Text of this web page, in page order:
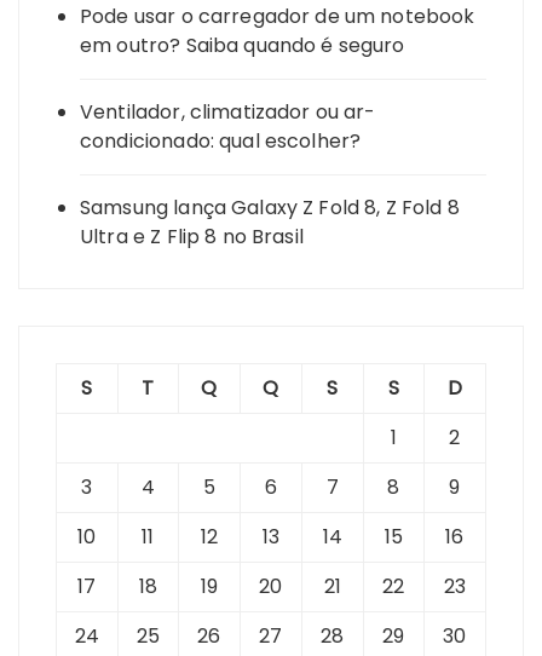
Pode usar o carregador de um notebook
em outro? Saiba quando é seguro
Ventilador, climatizador ou ar-
condicionado: qual escolher?
Samsung lança Galaxy Z Fold 8, Z Fold 8
Ultra e Z Flip 8 no Brasil
S T Q Q S S
D
1
2
3
4 5 6 7 8
9
10
11 12 13 14 15
16
17
18 19 20 21 22
23
24
25 26 27 28 29
30